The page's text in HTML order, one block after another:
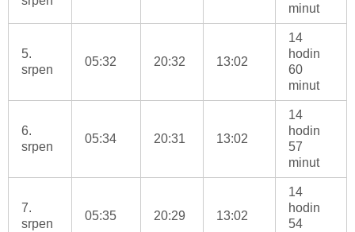
minut
5.
srpen
05:32 20:32 13:02
14
hodin
60
minut
6.
srpen
05:34 20:31 13:02
14
hodin
57
minut
7.
srpen
05:35 20:29 13:02
14
hodin
54